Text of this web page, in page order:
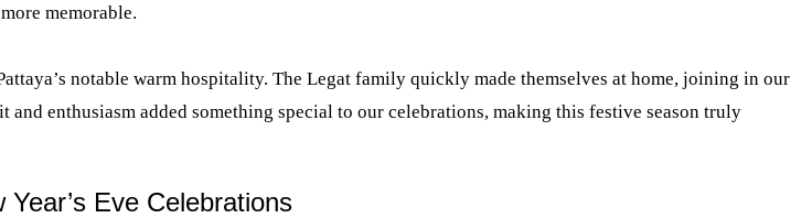
memorable.
notable warm hospitality. The Legat family quickly made themselves at home, joining in our
enthusiasm added something special to our celebrations, making this festive season truly
Eve Celebrations